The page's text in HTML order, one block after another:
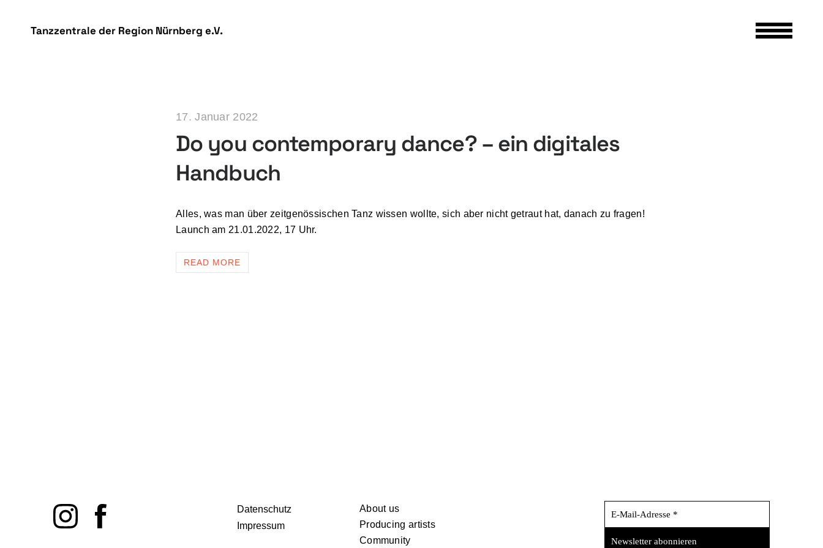
Tanzzentrale der Region Nürnberg e.V.
17. Januar 2022
Do you contemporary dance? – ein digitales
Handbuch
Alles, was man über zeitgenössischen Tanz wissen wollte, sich aber nicht getraut hat, danach zu fragen!
Launch am 21.01.2022, 17 Uhr.
READ MORE
Datenschutz
Impressum
About us
Producing artists
Community